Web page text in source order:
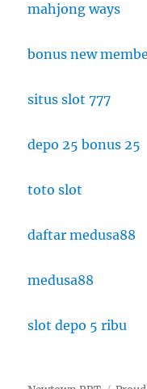
mahjong ways
bonus new
situs slot 777
depo 25 bonus 25
toto slot
daftar medusa88
medusa88
slot depo 5 ribu